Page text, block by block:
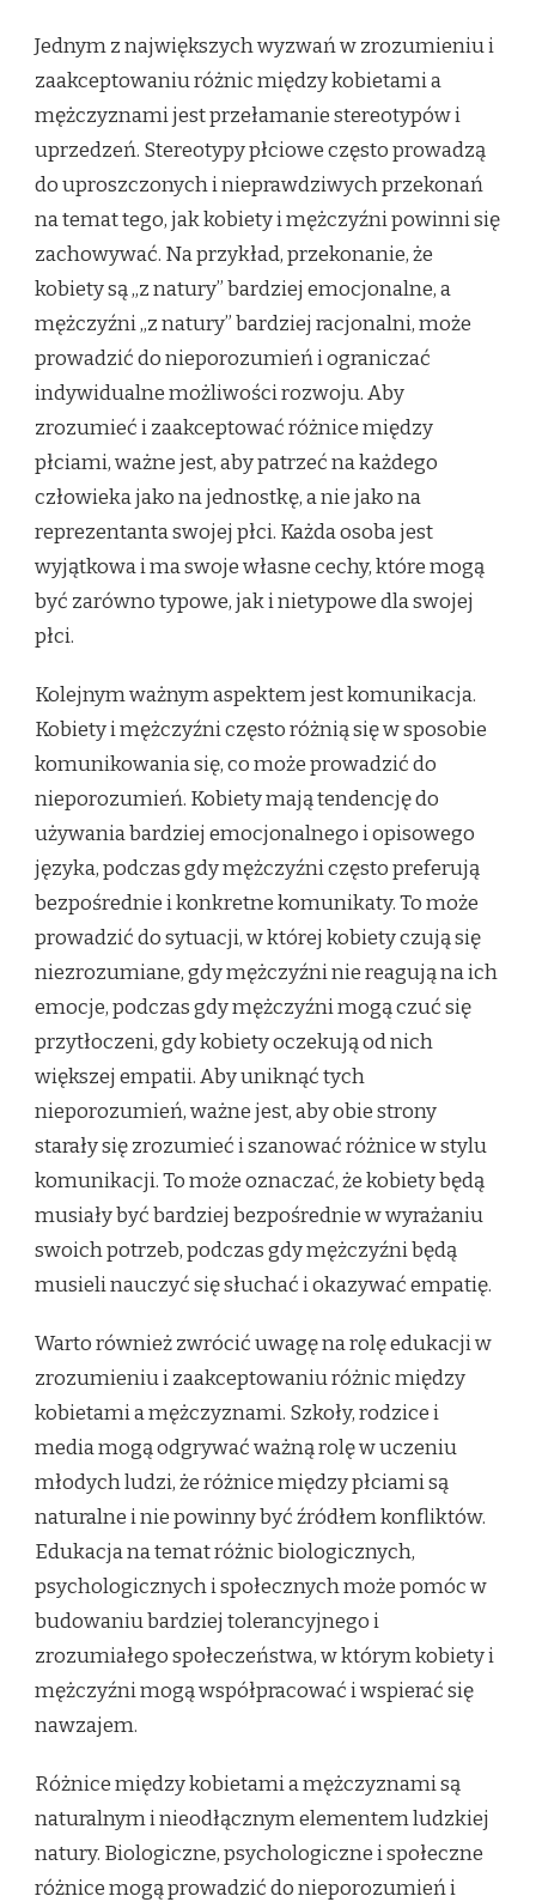
Jednym z największych wyzwań w zrozumieniu i
zaakceptowaniu różnic między kobietami a
mężczyznami jest przełamanie stereotypów i
uprzedzeń. Stereotypy płciowe często prowadzą
do uproszczonych i nieprawdziwych przekonań
na temat tego, jak kobiety i mężczyźni powinni się
zachowywać. Na przykład, przekonanie, że
kobiety są „z natury” bardziej emocjonalne, a
mężczyźni „z natury” bardziej racjonalni, może
prowadzić do nieporozumień i ograniczać
indywidualne możliwości rozwoju. Aby
zrozumieć i zaakceptować różnice między
płciami, ważne jest, aby patrzeć na każdego
człowieka jako na jednostkę, a nie jako na
reprezentanta swojej płci. Każda osoba jest
wyjątkowa i ma swoje własne cechy, które mogą
być zarówno typowe, jak i nietypowe dla swojej
płci.
Kolejnym ważnym aspektem jest komunikacja.
Kobiety i mężczyźni często różnią się w sposobie
komunikowania się, co może prowadzić do
nieporozumień. Kobiety mają tendencję do
używania bardziej emocjonalnego i opisowego
języka, podczas gdy mężczyźni często preferują
bezpośrednie i konkretne komunikaty. To może
prowadzić do sytuacji, w której kobiety czują się
niezrozumiane, gdy mężczyźni nie reagują na ich
emocje, podczas gdy mężczyźni mogą czuć się
przytłoczeni, gdy kobiety oczekują od nich
większej empatii. Aby uniknąć tych
nieporozumień, ważne jest, aby obie strony
starały się zrozumieć i szanować różnice w stylu
komunikacji. To może oznaczać, że kobiety będą
musiały być bardziej bezpośrednie w wyrażaniu
swoich potrzeb, podczas gdy mężczyźni będą
musieli nauczyć się słuchać i okazywać empatię.
Warto również zwrócić uwagę na rolę edukacji w
zrozumieniu i zaakceptowaniu różnic między
kobietami a mężczyznami. Szkoły, rodzice i
media mogą odgrywać ważną rolę w uczeniu
młodych ludzi, że różnice między płciami są
naturalne i nie powinny być źródłem konfliktów.
Edukacja na temat różnic biologicznych,
psychologicznych i społecznych może pomóc w
budowaniu bardziej tolerancyjnego i
zrozumiałego społeczeństwa, w którym kobiety i
mężczyźni mogą współpracować i wspierać się
nawzajem.
Różnice między kobietami a mężczyznami są
naturalnym i nieodłącznym elementem ludzkiej
natury. Biologiczne, psychologiczne i społeczne
różnice mogą prowadzić do nieporozumień i